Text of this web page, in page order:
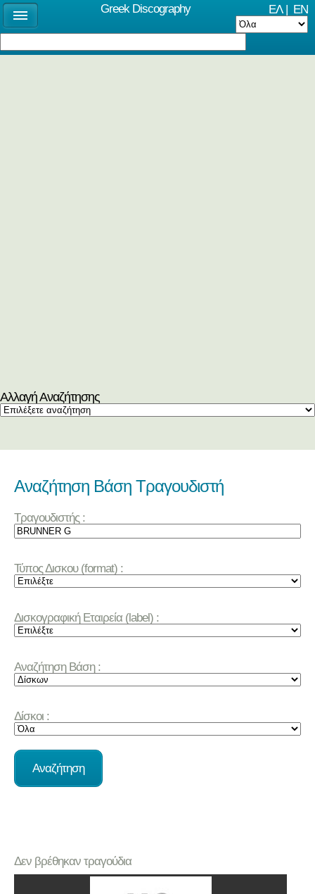
ΕΛ| EN
Αλλαγή Αναζήτησης
Αναζήτηση Βάση Τραγουδιστή
Τραγουδιστής :
Τύπος Δισκου (format) :
Δισκογραφική Εταιρεία (label) :
Αναζήτηση Βάση :
Δίσκοι :
Δεν βρέθηκαν τραγούδια
Greek Discography